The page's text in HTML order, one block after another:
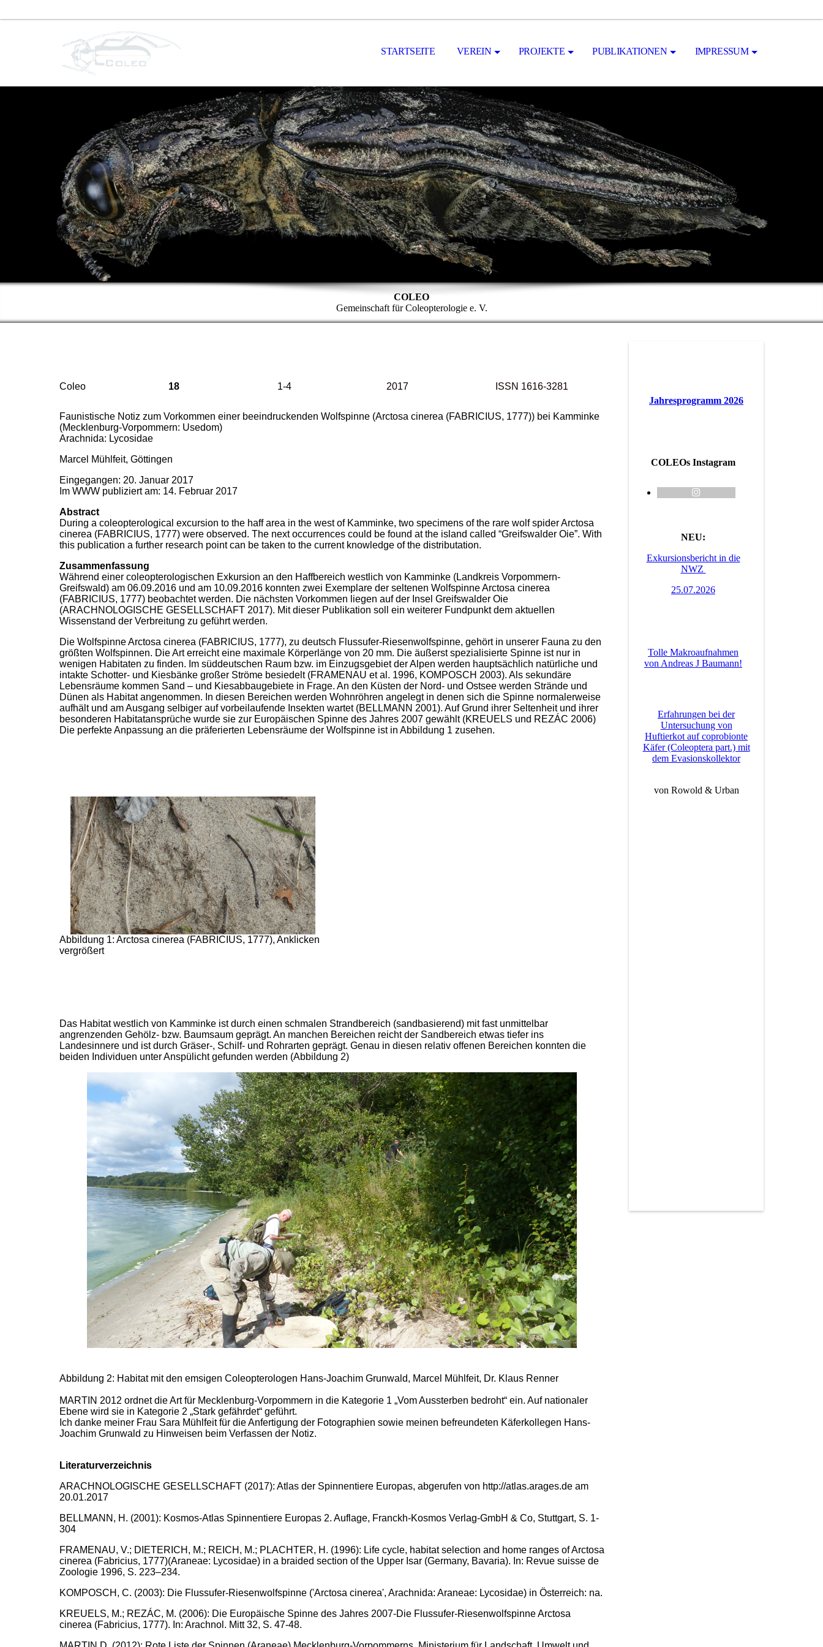
STARTSEITE VEREIN PROJEKTE PUBLIKATIONEN IMPRESSUM
COLEO
Gemeinschaft für Coleopterologie e. V.
Coleo 18 1-4 2017 ISSN 1616-3281
Faunistische Notiz zum Vorkommen einer beeindruckenden Wolfspinne (Arctosa cinerea (FABRICIUS, 1777)) bei Kamminke
(Mecklenburg-Vorpommern: Usedom)
Arachnida: Lycosidae
Marcel Mühlfeit, Göttingen
Eingegangen: 20. Januar 2017
Im WWW publiziert am: 14. Februar 2017
Abstract
During a coleopterological excursion to the haff area in the west of Kamminke, two specimens of the rare wolf spider Arctosa
cinerea (FABRICIUS, 1777) were observed. The next occurrences could be found at the island called “Greifswalder Oie”. With
this publication a further research point can be taken to the current knowledge of the distributation.
Zusammenfassung
Während einer coleopterologischen Exkursion an den Haffbereich westlich von Kamminke (Landkreis Vorpommern-
Greifswald) am 06.09.2016 und am 10.09.2016 konnten zwei Exemplare der seltenen Wolfspinne Arctosa cinerea
(FABRICIUS, 1777) beobachtet werden. Die nächsten Vorkommen liegen auf der Insel Greifswalder Oie
(ARACHNOLOGISCHE GESELLSCHAFT 2017). Mit dieser Publikation soll ein weiterer Fundpunkt dem aktuellen
Wissenstand der Verbreitung zu geführt werden.
Die Wolfspinne Arctosa cinerea (FABRICIUS, 1777), zu deutsch Flussufer-Riesenwolfspinne, gehört in unserer Fauna zu den
größten Wolfspinnen. Die Art erreicht eine maximale Körperlänge von 20 mm. Die äußerst spezialisierte Spinne ist nur in
wenigen Habitaten zu finden. Im süddeutschen Raum bzw. im Einzugsgebiet der Alpen werden hauptsächlich natürliche und
intakte Schotter- und Kiesbänke großer Ströme besiedelt (FRAMENAU et al. 1996, KOMPOSCH 2003). Als sekundäre
Lebensräume kommen Sand – und Kiesabbaugebiete in Frage. An den Küsten der Nord- und Ostsee werden Strände und
Dünen als Habitat angenommen. In diesen Bereichen werden Wohnröhren angelegt in denen sich die Spinne normalerweise
aufhält und am Ausgang selbiger auf vorbeilaufende Insekten wartet (BELLMANN 2001). Auf Grund ihrer Seltenheit und ihrer
besonderen Habitatansprüche wurde sie zur Europäischen Spinne des Jahres 2007 gewählt (KREUELS und REZÁC 2006)
Die perfekte Anpassung an die präferierten Lebensräume der Wolfspinne ist in Abbildung 1 zusehen.
Abbildung 1: Arctosa cinerea (FABRICIUS, 1777), Anklicken
vergrößert
Das Habitat westlich von Kamminke ist durch einen schmalen Strandbereich (sandbasierend) mit fast unmittelbar
angrenzenden Gehölz- bzw. Baumsaum geprägt. An manchen Bereichen reicht der Sandbereich etwas tiefer ins
Landesinnere und ist durch Gräser-, Schilf- und Rohrarten geprägt. Genau in diesen relativ offenen Bereichen konnten die
beiden Individuen unter Anspülicht gefunden werden (Abbildung 2)
Abbildung 2: Habitat mit den emsigen Coleopterologen Hans-Joachim Grunwald, Marcel Mühlfeit, Dr. Klaus Renner
MARTIN 2012 ordnet die Art für Mecklenburg-Vorpommern in die Kategorie 1 „Vom Aussterben bedroht“ ein. Auf nationaler
Ebene wird sie in Kategorie 2 „Stark gefährdet“ geführt.
Ich danke meiner Frau Sara Mühlfeit für die Anfertigung der Fotographien sowie meinen befreundeten Käferkollegen Hans-
Joachim Grunwald zu Hinweisen beim Verfassen der Notiz.
Literaturverzeichnis
ARACHNOLOGISCHE GESELLSCHAFT (2017): Atlas der Spinnentiere Europas, abgerufen von http://atlas.arages.de am
20.01.2017
BELLMANN, H. (2001): Kosmos-Atlas Spinnentiere Europas 2. Auflage, Franckh-Kosmos Verlag-GmbH & Co, Stuttgart, S. 1-
304
FRAMENAU, V.; DIETERICH, M.; REICH, M.; PLACHTER, H. (1996): Life cycle, habitat selection and home ranges of Arctosa
cinerea (Fabricius, 1777)(Araneae: Lycosidae) in a braided section of the Upper Isar (Germany, Bavaria). In: Revue suisse de
Zoologie 1996, S. 223–234.
KOMPOSCH, C. (2003): Die Flussufer-Riesenwolfspinne ('Arctosa cinerea', Arachnida: Araneae: Lycosidae) in Österreich: na.
KREUELS, M.; REZÁC, M. (2006): Die Europäische Spinne des Jahres 2007-Die Flussufer-Riesenwolfspinne Arctosa
cinerea (Fabricius, 1777). In: Arachnol. Mitt 32, S. 47-48.
Jahresprogramm 2026
COLEOs Instagram
NEU:
Exkursionsbericht in die
NWZ
25.07.2026
Tolle Makroaufnahmen
von Andreas J Baumann!
Erfahrungen bei der
Untersuchung von
Huftierkot auf coprobionte
Käfer (Coleoptera part.) mit
dem Evasionskollektor
von Rowold & Urban